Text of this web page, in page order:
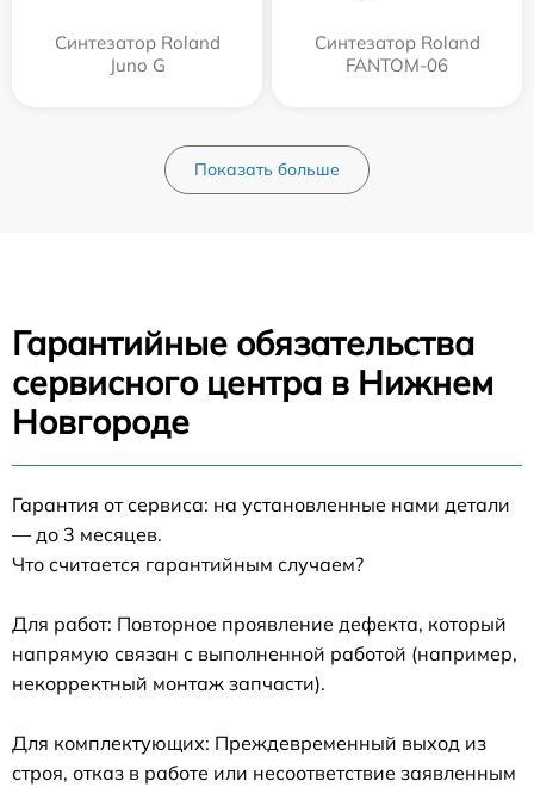
Синтезатор Roland
Juno G
Синтезатор Roland
FANTOM-06
Показать больше
Гарантийные обязательства
сервисного центра в Нижнем
Новгороде
Гарантия от сервиса: на установленные нами детали
— до 3 месяцев.
Что считается гарантийным случаем?
Для работ: Повторное проявление дефекта, который
напрямую связан с выполненной работой (например,
некорректный монтаж запчасти).
Для комплектующих: Преждевременный выход из
строя, отказ в работе или несоответствие заявленным